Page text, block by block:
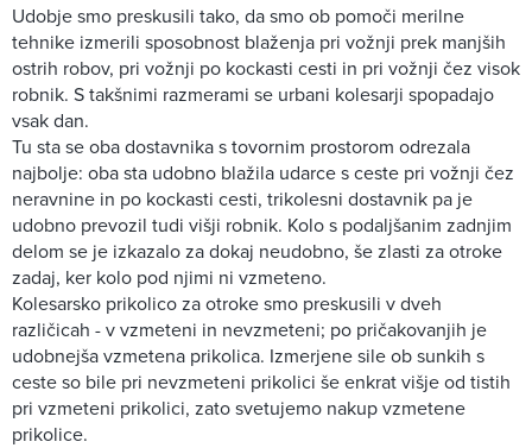
Udobje smo preskusili tako, da smo ob pomoči merilne
tehnike izmerili sposobnost blaženja pri vožnji prek manjših
ostrih robov, pri vožnji po kockasti cesti in pri vožnji čez visok
robnik. S takšnimi razmerami se urbani kolesarji spopadajo
vsak dan.
Tu sta se oba dostavnika s tovornim prostorom odrezala
najbolje: oba sta udobno blažila udarce s ceste pri vožnji čez
neravnine in po kockasti cesti, trikolesni dostavnik pa je
udobno prevozil tudi višji robnik. Kolo s podaljšanim zadnjim
delom se je izkazalo za dokaj neudobno, še zlasti za otroke
zadaj, ker kolo pod njimi ni vzmeteno.
Kolesarsko prikolico za otroke smo preskusili v dveh
različicah - v vzmeteni in nevzmeteni; po pričakovanjih je
udobnejša vzmetena prikolica. Izmerjene sile ob sunkih s
ceste so bile pri nevzmeteni prikolici še enkrat višje od tistih
pri vzmeteni prikolici, zato svetujemo nakup vzmetene
prikolice.